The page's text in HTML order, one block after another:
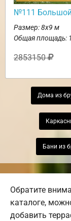
№111
Размер: 8х9 м
Общая площадь:
2853150
Дома из
Бани из
Обратите
каталоге,
добавить